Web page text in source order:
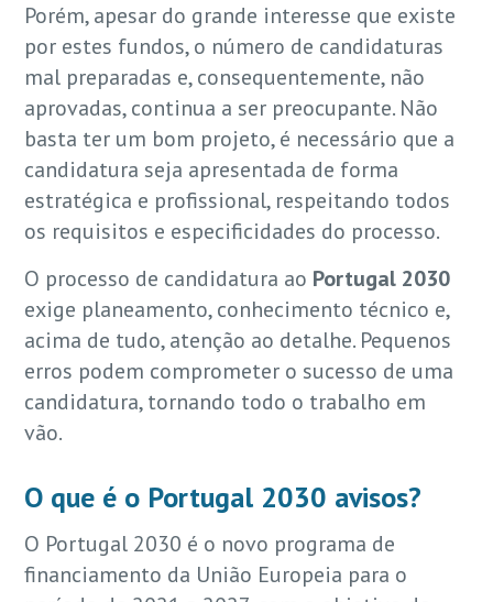
Porém, apesar do grande interesse que existe
por estes fundos, o número de candidaturas
mal preparadas e, consequentemente, não
aprovadas, continua a ser preocupante. Não
basta ter um bom projeto, é necessário que a
candidatura seja apresentada de forma
estratégica e profissional, respeitando todos
os requisitos e especificidades do processo.
O processo de candidatura ao Portugal 2030
exige planeamento, conhecimento técnico e,
acima de tudo, atenção ao detalhe. Pequenos
erros podem comprometer o sucesso de uma
candidatura, tornando todo o trabalho em
vão.
O que é o Portugal 2030 avisos?
O Portugal 2030 é o novo programa de
financiamento da União Europeia para o